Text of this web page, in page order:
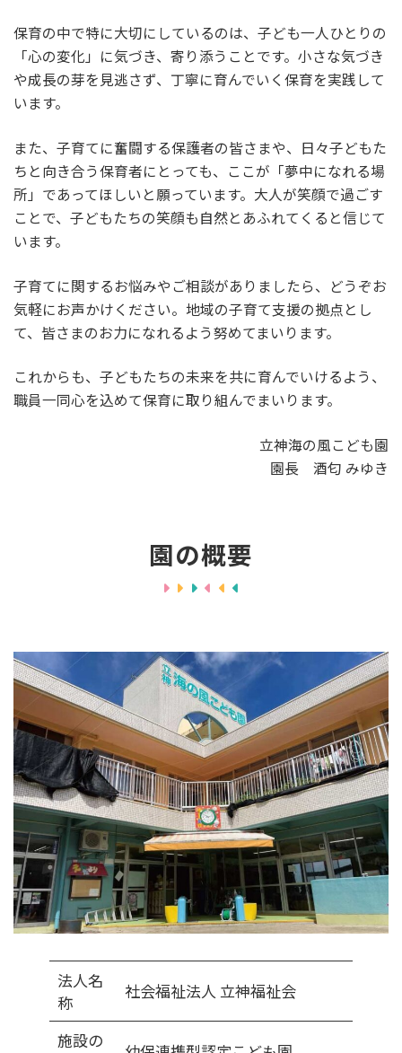
保育の中で特に大切にしているのは、子ども一人ひとりの
「心の変化」に気づき、寄り添うことです。小さな気づき
や成長の芽を見逃さず、丁寧に育んでいく保育を実践して
います。
また、子育てに奮闘する保護者の皆さまや、日々子どもた
ちと向き合う保育者にとっても、ここが「夢中になれる場
所」であってほしいと願っています。大人が笑顔で過ごす
ことで、子どもたちの笑顔も自然とあふれてくると信じて
います。
子育てに関するお悩みやご相談がありましたら、どうぞお
気軽にお声かけください。地域の子育て支援の拠点とし
て、皆さまのお力になれるよう努めてまいります。
これからも、子どもたちの未来を共に育んでいけるよう、
職員一同心を込めて保育に取り組んでまいります。
立神海の風こども園
園長 酒匂 みゆき
園の概要
法人名
称
社会福祉法人 立神福祉会
施設の